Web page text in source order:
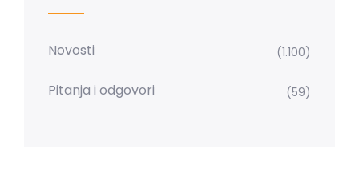
Novosti (1.100)
Pitanja i odgovori (59)